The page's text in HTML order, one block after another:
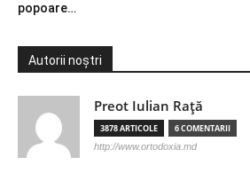
popoare…
Autorii noștri
Preot Iulian Raţă
3878 ARTICOLE 6 COMENTARII
http://www.ortodoxia.md